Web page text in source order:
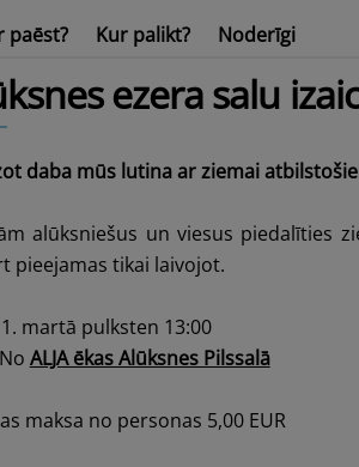
paēst? Kur palikt? Noderīgi
ezera salu
daba mūs lutina ar ziemai
alūksniešus un viesus piedalīties
pieejamas tikai laivojot.
martā pulksten 13:00
ALJA ēkas Alūksnes Pilssalā
maksa no personas 5,00 EUR